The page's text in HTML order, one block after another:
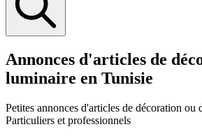
Annonces d'articles de
luminaire en Tunisie
Petites annonces d'articles de décoration ou
Particuliers et professionnels